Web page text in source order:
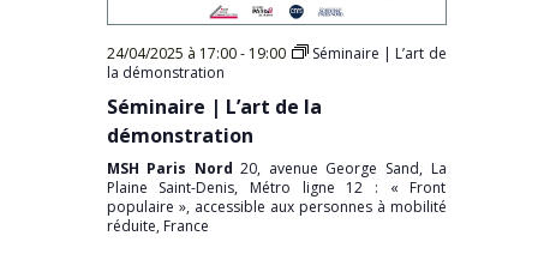
24/04/2025 à 17:00- 19:00
Séminaire | L’art de
la démonstration
Séminaire | L’art de la
démonstration
MSH Paris Nord20, avenue George Sand, La
Plaine Saint-Denis, Métro ligne 12 : « Front
populaire », accessible aux personnes à mobilité
réduite, France